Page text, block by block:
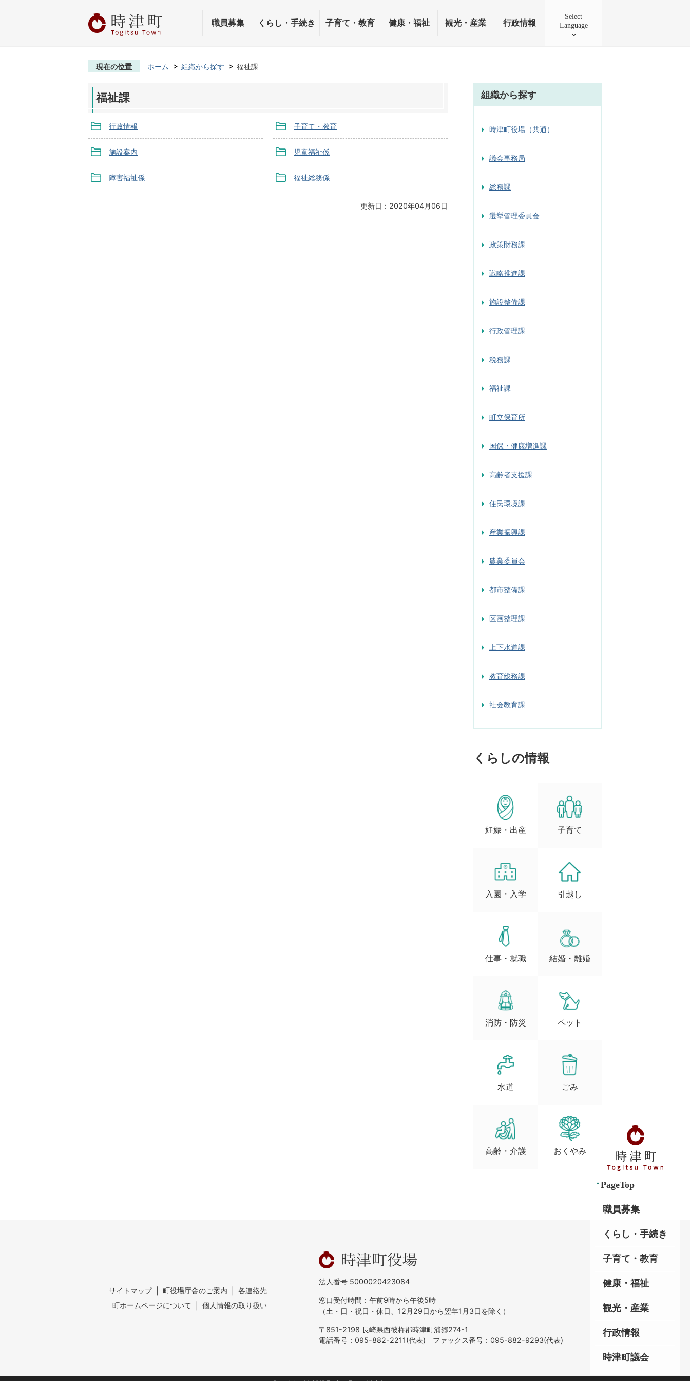
職員募集 くらし・手続き 子育て・教育 健康・福祉 観光・産業 行政情報
Select
Language
現在の位置 ホーム 組織から探す 福祉課
福祉課
行政情報 子育て・教育
施設案内 児童福祉係
障害福祉係 福祉総務係
更新日：2020年04月06日
組織から探す
時津町役場（共通）
議会事務局
総務課
選挙管理委員会
政策財務課
戦略推進課
施設整備課
行政管理課
税務課
福祉課
町立保育所
国保・健康増進課
高齢者支援課
住民環境課
産業振興課
農業委員会
都市整備課
区画整理課
上下水道課
教育総務課
社会教育課
くらしの情報
妊娠・出産 子育て
入園・入学 引越し
仕事・就職 結婚・離婚
消防・防災 ペット
水道 ごみ
高齢・介護 おくやみ
PageTop
職員募集
くらし・手続き
子育て・教育
健康・福祉
観光・産業
行政情報
時津町議会
サイトマップ 町役場庁舎のご案内
各連絡先
町ホームページについて
個人情報の取り扱い
法人番号 5000020423084
窓口受付時間：午前9時から午後5時
（土・日・祝日・休日、12月29日から翌年1月3日を除く）
〒851-2198 長崎県西彼杵郡時津町浦郷274-1
電話番号：095-882-2211(代表) ファックス番号：095-882-9293(代表)